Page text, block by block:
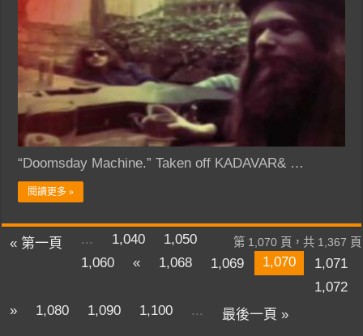
“Doomsday Machine.” Taken off KADAVAR& …
閱讀更多 »
第 1,070 頁，共 1,367 頁
« 第一頁 ... 1,040
1,050
1,060
« 1,068 1,069 1,070
1,071
1,072
»
1,080 1,090 1,100 ... 最後一頁 »